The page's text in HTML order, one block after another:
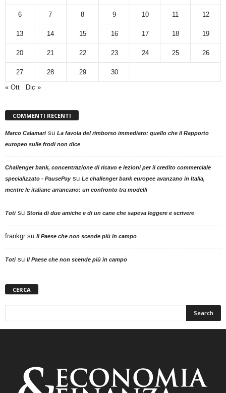
6 7 8 9 10 11 12
13 14 15 16 17 18 19
20 21 22 23 24 25 26
27 28 29
30
« Ott
Dic »
COMMENTI RECENTI
Marco Calamarisu La favola del rimborso immediato: quello che il Rapporto
europeo sulle frodi non dice
Challenger bank, concentrazione di ricavo e lezioni per il credito commerciale
specializzato - PausePaysu Le challenger bank europee avanzano in Italia,
mentre le italiane arrancano: un confronto tra modelli
Totisu Storia di due amiche e di un cane che sapeva leggere e scrivere
frankgr su Il Paese che non scende più in campo
Totisu Il Paese che non scende più in campo
CERCA